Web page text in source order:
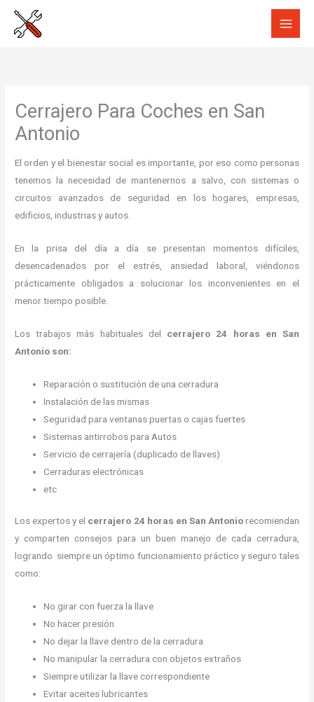
Cerrajero Para Coches en San
Antonio
El orden y el bienestar social es importante, por eso como personas
tenemos la necesidad de mantenernos a salvo, con sistemas o
circuitos avanzados de seguridad en los hogares, empresas,
edificios, industrias y autos.
En la prisa del día a día se presentan momentos difíciles,
desencadenados por el estrés, ansiedad laboral, viéndonos
prácticamente obligados a solucionar los inconvenientes en el
menor tiempo posible.
Los trabajos más habituales del cerrajero 24 horas en San
Antonio son:
Reparación o sustitución de una cerradura
Instalación de las mismas
Seguridad para ventanas puertas o cajas fuertes
Sistemas antirrobos para Autos
Servicio de cerrajería (duplicado de llaves)
Cerraduras electrónicas
etc
Los expertos y el cerrajero 24 horas en San Antoniorecomiendan
y comparten consejos para un buen manejo de cada cerradura,
logrando siempre un óptimo funcionamiento práctico y seguro tales
como:
No girar con fuerza la llave
No hacer presión
No dejar la llave dentro de la cerradura
No manipular la cerradura con objetos extraños
Siempre utilizar la llave correspondiente
Evitar aceites lubricantes